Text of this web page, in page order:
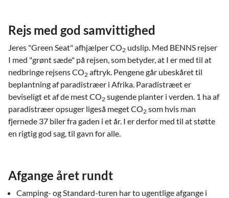
Rejs med god samvittighed
Jeres "Green Seat" afhjælper CO2 udslip. Med BENNS rejser
I med "grønt sæde" på rejsen, som betyder, at I er med til at
nedbringe rejsens CO2 aftryk. Pengene går ubeskåret til
beplantning af paradistræer i Afrika. Paradistræet er
beviseligt et af de mest CO2 sugende planter i verden. 1 ha af
paradistræer opsuger ligeså meget CO2 som hvis man
fjernede 37 biler fra gaden i et år. I er derfor med til at støtte
en rigtig god sag, til gavn for alle.
Afgange året rundt
Camping- og Standard-turen har to ugentlige afgange i